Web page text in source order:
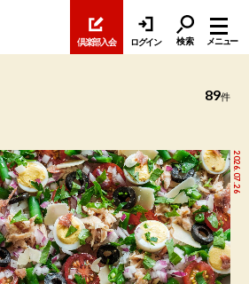
倶楽部入会 ログイン 検索 メニュー
89件
2026.07.26